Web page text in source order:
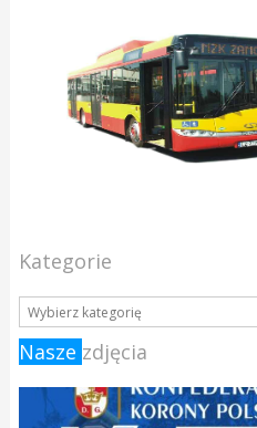
Kategorie
Nasze zdjęcia